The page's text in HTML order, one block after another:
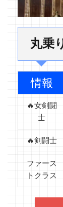
丸乗
情報
🔥女剣闘
士
🔥剣闘士
ファース
トクラス